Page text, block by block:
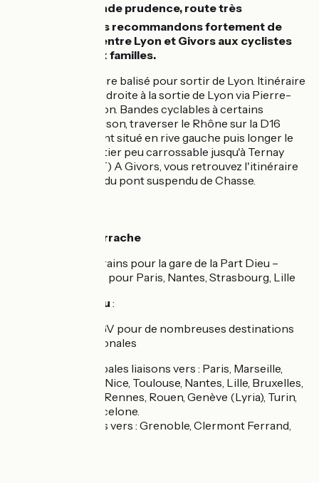
Attention grande prudence, route très
fréquentée, nous recommandons fortement de
prendre le train entre Lyon et Givors aux cyclistes
débutants et aux familles.
Parcours provisoire balisé pour sortir de Lyon. Itinéraire
provisoire en rive droite à la sortie de Lyon via Pierre-
Bénite et Vernaison. Bandes cyclables à certains
endroits. À Vernaison, traverser le Rhône sur la D16
jusqu'au rond-point situé en rive gauche puis longer le
Rhône sur un sentier peu carrossable jusqu'à Ternay
(sentier pour VTT) A Givors, vous retrouvez l'itinéraire
définitif au niveau du pont suspendu de Chasse.
Gare de Lyon Perrache
nombreux trains pour la gare de la Part Dieu –
départs TGV pour Paris, Nantes, Strasbourg, Lille
Gare de Part Dieu :
départs TER et TGV pour de nombreuses destinations
régionales et nationales
TGV : principales liaisons vers : Paris, Marseille,
Montpellier, Nice, Toulouse, Nantes, Lille, Bruxelles,
Strasbourg, Rennes, Rouen, Genève (Lyria), Turin,
Milan et Barcelone.
TER : liaisons vers : Grenoble, Clermont Ferrand,